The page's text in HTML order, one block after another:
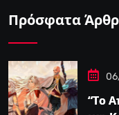
Πρόσφατα
“Το